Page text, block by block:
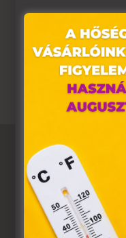
túl. Vásárláskor és a
minden esetben
www.biotechusa.hu
figyelmeztetéseket!
Weboldalunkon
alkalmazunk. Ezek
tárolnak webes
hozzájárulása
A „sütiket" az
törvény, az
információs
egyes kérdéseiről
az Európai Unió
Azon weblapoknak,
belül működnek, a
felhasználó
tárolásához a